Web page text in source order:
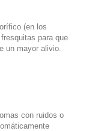
(en los
para que
un mayor alivio.
con ruidos o